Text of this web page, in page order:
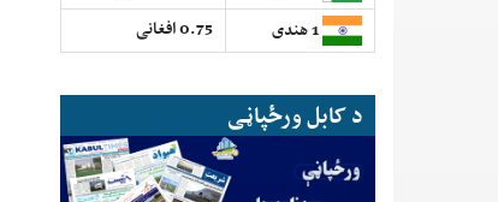
0.75 افغانی
د کابل ورځپاڼی